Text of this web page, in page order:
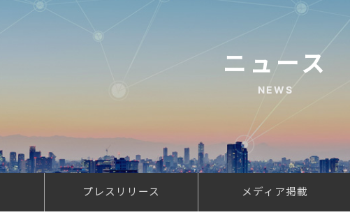
ニュース
NEWS
プレスリリース メディア掲載